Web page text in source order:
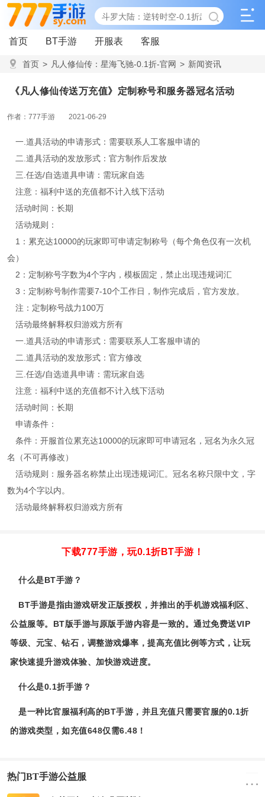
首页 BT手游 开服表 客服
首页 > 凡人修仙传：星海飞驰-0.1折-官网 > 新闻资讯
《凡人修仙传送万充值》定制称号和服务器冠名活动
作者：777手游 2021-06-29
一.道具活动的申请形式：需要联系人工客服申请的
二.道具活动的发放形式：官方制作后发放
三.任选/自选道具申请：需玩家自选
注意：福利中送的充值都不计入线下活动
活动时间：长期
活动规则：
1：累充达10000的玩家即可申请定制称号（每个角色仅有一次机
会）
2：定制称号字数为4个字内，模板固定，禁止出现违规词汇
3：定制称号制作需要7-10个工作日，制作完成后，官方发放。
注：定制称号战力100万
活动最终解释权归游戏方所有
一.道具活动的申请形式：需要联系人工客服申请的
二.道具活动的发放形式：官方修改
三.任选/自选道具申请：需玩家自选
注意：福利中送的充值都不计入线下活动
活动时间：长期
申请条件：
条件：开服首位累充达10000的玩家即可申请冠名，冠名为永久冠
名（不可再修改）
活动规则：服务器名称禁止出现违规词汇。冠名名称只限中文，字
数为4个字以内。
活动最终解释权归游戏方所有
下载777手游，玩0.1折BT手游！
什么是BT手游？
BT手游是指由游戏研发正版授权，并推出的手机游戏福利区、
公益服等。BT版手游与原版手游内容是一致的。通过免费送VIP
等级、元宝、钻石，调整游戏爆率，提高充值比例等方式，让玩
家快速提升游戏体验、加快游戏进度。
什么是0.1折手游？
是一种比官服福利高的BT手游，并且充值只需要官服的0.1折
的游戏类型，如充值648仅需6.48！
热门BT手游公益服